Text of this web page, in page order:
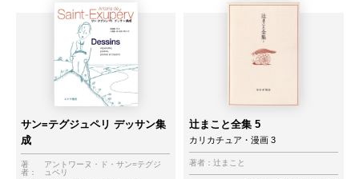
サン=テグジュペリ デッサン集
成
著
者：
アントワーヌ・ド・サン=テグジ
ュペリ
辻まこと全集 5
カリカチュア・漫画 3
著者： 辻まこと